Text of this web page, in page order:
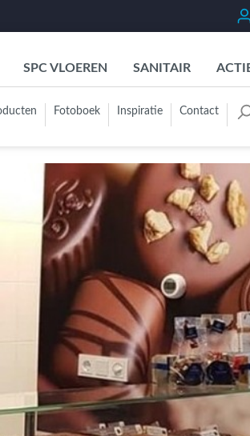
SPC VLOEREN SANITAIR
Wit - Beige - Créme - Ivoor
Grijs - Antraciet - Zwart
Groen - Olive - Jade - Sage
Bruin - Cotto - Moka
Oker - Geel - Oranje
Rood - Roze - Paars
Metallic - Goud - Brons -
Metaal
Wandtegels met een
patroon / mix van kleur
Fotoboek Inspiratie Contact